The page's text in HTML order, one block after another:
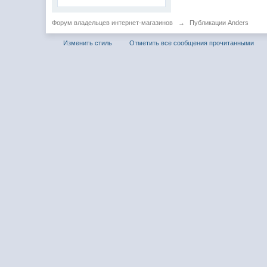
Форум владельцев интернет-магазинов → Публикации Anders
Изменить стиль Отметить все сообщения прочитанными